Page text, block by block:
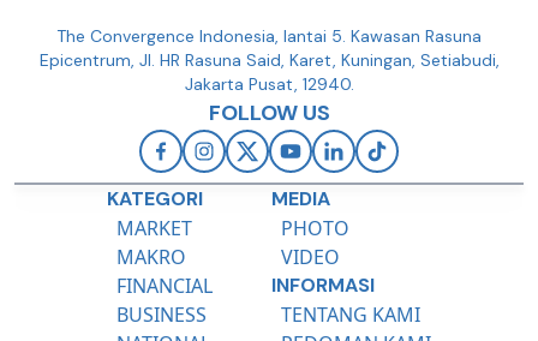
The Convergence Indonesia, lantai 5. Kawasan Rasuna
Epicentrum, Jl. HR Rasuna Said, Karet, Kuningan, Setiabudi,
Jakarta Pusat, 12940.
FOLLOW US
KATEGORI
MARKET
MAKRO
FINANCIAL
BUSINESS
MEDIA
PHOTO
VIDEO
INFORMASI
TENTANG KAMI